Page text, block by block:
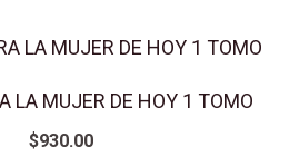
LA MUJER DE HOY 1 TOMO
$930.00